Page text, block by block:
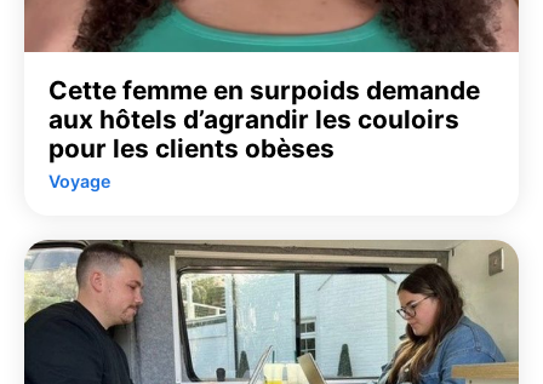
Cette femme en surpoids demande
aux hôtels d’agrandir les couloirs
pour les clients obèses
Voyage